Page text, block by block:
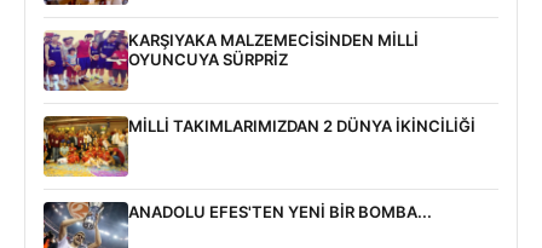
KARŞIYAKA MALZEMECİSİNDEN MİLLİ
OYUNCUYA SÜRPRİZ
MİLLİ TAKIMLARIMIZDAN 2 DÜNYA İKİNCİLİĞİ
ANADOLU EFES'TEN YENİ BİR BOMBA...